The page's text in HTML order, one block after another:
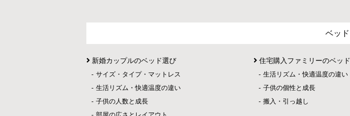
ベッド
新婚カップルのベッド選び
サイズ・タイプ・マットレス
生活リズム・快適温度の違い
子供の人数と成長
住宅購入ファミリーのベッド
生活リズム・快適温度の違い
子供の個性と成長
搬入・引っ越し